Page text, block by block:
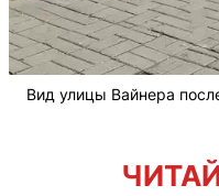
Вид улицы Вайнера